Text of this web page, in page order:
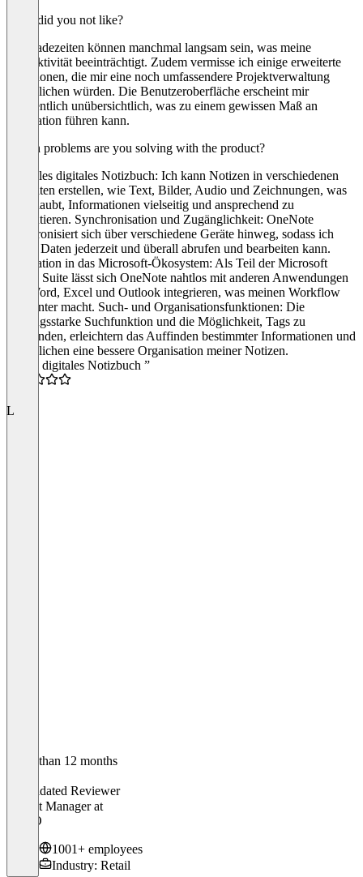
What did you not like?
Die Ladezeiten können manchmal langsam sein, was meine
Produktivität beeinträchtigt. Zudem vermisse ich einige erweiterte
Funktionen, die mir eine noch umfassendere Projektverwaltung
ermöglichen würden. Die Benutzeroberfläche erscheint mir
gelegentlich unübersichtlich, was zu einem gewissen Maß an
Frustration führen kann.
Which problems are you solving with the product?
Flexibles digitales Notizbuch: Ich kann Notizen in verschiedenen
Formaten erstellen, wie Text, Bilder, Audio und Zeichnungen, was
mir erlaubt, Informationen vielseitig und ansprechend zu
präsentieren. Synchronisation und Zugänglichkeit: OneNote
synchronisiert sich über verschiedene Geräte hinweg, sodass ich
meine Daten jederzeit und überall abrufen und bearbeiten kann.
Integration in das Microsoft-Ökosystem: Als Teil der Microsoft
Office Suite lässt sich OneNote nahtlos mit anderen Anwendungen
wie Word, Excel und Outlook integrieren, was meinen Workflow
effizienter macht. Such- und Organisationsfunktionen: Die
leistungsstarke Suchfunktion und die Möglichkeit, Tags zu
verwenden, erleichtern das Auffinden bestimmter Informationen und
ermöglichen eine bessere Organisation meiner Notizen.
“Mein digitales Notizbuch ”
L
Older than 12 months
Validated Reviewer
Project Managerat
OTTO
1001+ employees
Industry: Retail